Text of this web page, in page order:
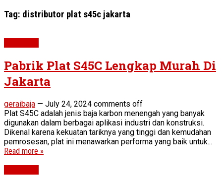
Tag: distributor plat s45c jakarta
Pabrik Plat S45C Lengkap Murah Di
Jakarta
geraibaja — July 24, 2024 comments off
Plat S45C adalah jenis baja karbon menengah yang banyak
digunakan dalam berbagai aplikasi industri dan konstruksi.
Dikenal karena kekuatan tariknya yang tinggi dan kemudahan
pemrosesan, plat ini menawarkan performa yang baik untuk...
Read more »